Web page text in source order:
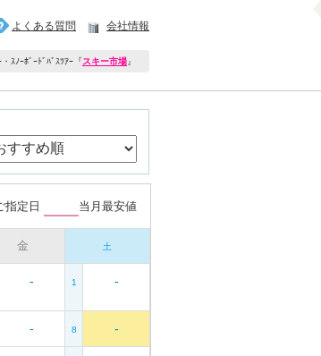
よくある質問 会社情報
ｽﾉｰﾎﾞｰﾄﾞﾊﾞｽﾂｱｰ 『スキー市場』
指定日 当月最安値
金 土
- 1 -
- 8 -